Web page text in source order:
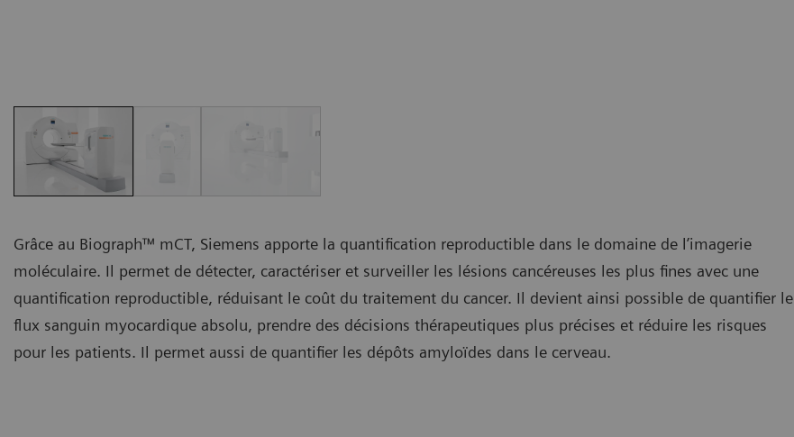
Grâce au Biograph™ mCT, Siemens apporte la quantification reproductible dans le domaine de l’imagerie
moléculaire. Il permet de détecter, caractériser et surveiller les lésions cancéreuses les plus fines avec une
quantification reproductible, réduisant le coût du traitement du cancer. Il devient ainsi possible de quantifier le
flux sanguin myocardique absolu, prendre des décisions thérapeutiques plus précises et réduire les risques
pour les patients. Il permet aussi de quantifier les dépôts amyloïdes dans le cerveau.